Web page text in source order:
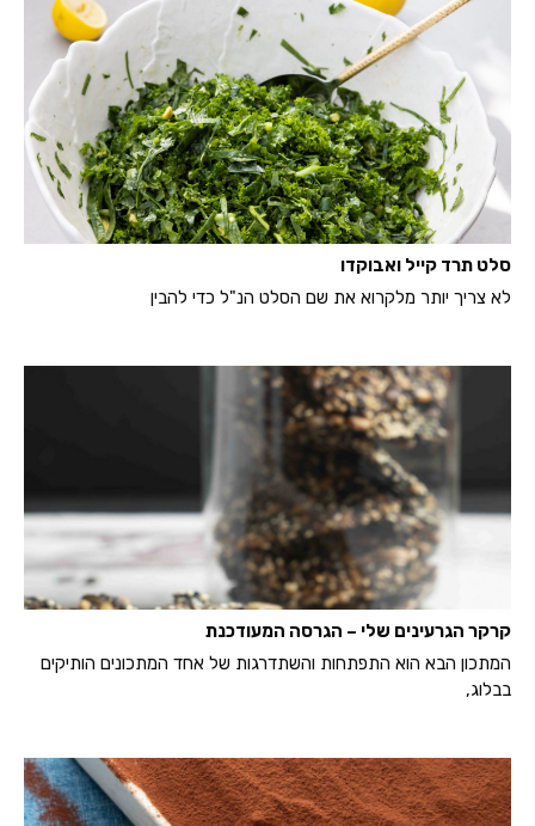
סלט תרד קייל ואבוקדו
לא צריך יותר מלקרוא את שם הסלט הנ"ל כדי להבין
קרקר הגרעינים שלי – הגרסה המעודכנת
המתכון הבא הוא התפתחות והשתדרגות של אחד המתכונים הותיקים
בבלוג,